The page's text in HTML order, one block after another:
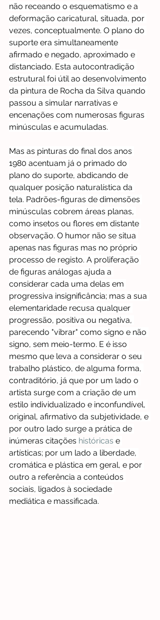
não receando o esquematismo e a
deformação caricatural, situada, por
vezes, conceptualmente. O plano do
suporte era simultaneamente
afirmado e negado, aproximado e
distanciado. Esta autocontradição
estrutural foi útil ao desenvolvimento
da pintura de Rocha da Silva quando
passou a simular narrativas e
encenações com numerosas figuras
minúsculas e acumuladas.
Mas as pinturas do final dos anos
1980 acentuam já o primado do
plano do suporte, abdicando de
qualquer posição naturalística da
tela. Padrões-figuras de dimensões
minúsculas cobrem áreas planas,
como insetos ou flores em distante
observação. O humor não se situa
apenas nas figuras mas no próprio
processo de registo. A proliferação
de figuras análogas ajuda a
considerar cada uma delas em
progressiva insignificância; mas a sua
elementaridade recusa qualquer
progressão, positiva ou negativa,
parecendo "vibrar" como signo e não
signo, sem meio-termo. E é isso
mesmo que leva a considerar o seu
trabalho plástico, de alguma forma,
contraditório, já que por um lado o
artista surge com a criação de um
estilo individualizado e inconfundível,
original, afirmativo da subjetividade, e
por outro lado surge a prática de
inúmeras citações históricas e
artísticas; por um lado a liberdade,
cromática e plástica em geral, e por
outro a referência a conteúdos
sociais, ligados à sociedade
mediática e massificada.